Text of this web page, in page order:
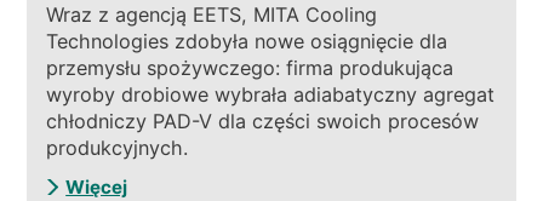
Wraz z agencją EETS, MITA Cooling
Technologies zdobyła nowe osiągnięcie dla
przemysłu spożywczego: firma produkująca
wyroby drobiowe wybrała adiabatyczny agregat
chłodniczy PAD-V dla części swoich procesów
produkcyjnych.
Więcej